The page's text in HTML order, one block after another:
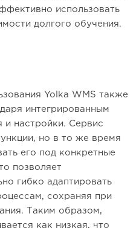
использовать
долгого обучения.
Yolka WMS также
интегрированным
и настройки. Сервис
но в то же время
его под конкретные
позволяет
гибко адаптировать
сохраняя при
Таким образом,
как низкая, что